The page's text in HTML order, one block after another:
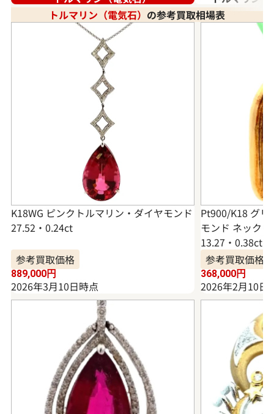
トルマリン（電気石） の参考買取相場表
K18WG ピンクトルマリン・ダイヤモンド
27.52・0.24ct
参考買取価格
889,000円
2026年3月10日時点
Pt900/K18 グリ
モンド ネック
13.27・0.38ct
参考買取価格
368,000円
2026年2月10日